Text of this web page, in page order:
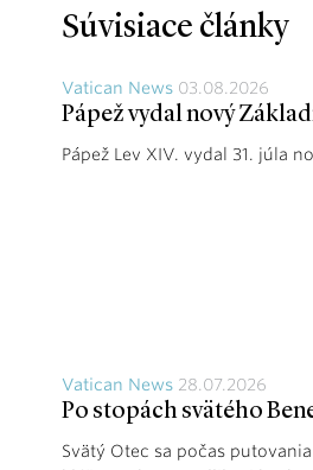
Súvisiace články
Vatican News 03.08.2026
Pápež vydal nový
Pápež Lev XIV. vydal 31. júla
Vatican News 28.07.2026
Po stopách svätého
Svätý Otec sa počas